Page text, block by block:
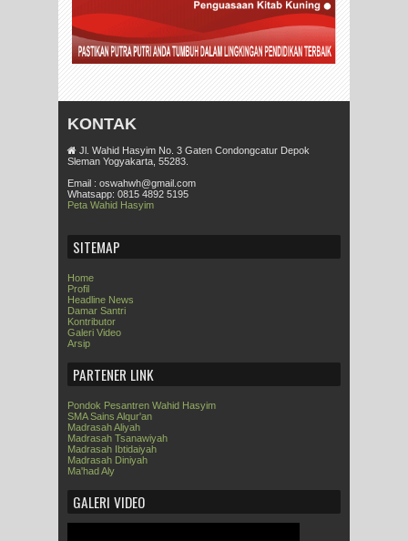
KONTAK
Jl. Wahid Hasyim No. 3 Gaten Condongcatur Depok
Sleman Yogyakarta, 55283.
Email : oswahwh@gmail.com
Whatsapp: 0815 4892 5195
Peta Wahid Hasyim
SITEMAP
Home
Profil
Headline News
Damar Santri
Kontributor
Galeri Video
Arsip
PARTENER LINK
Pondok Pesantren Wahid Hasyim
SMA Sains Alqur'an
Madrasah Aliyah
Madrasah Tsanawiyah
Madrasah Ibtidaiyah
Madrasah Diniyah
Ma'had Aly
GALERI VIDEO